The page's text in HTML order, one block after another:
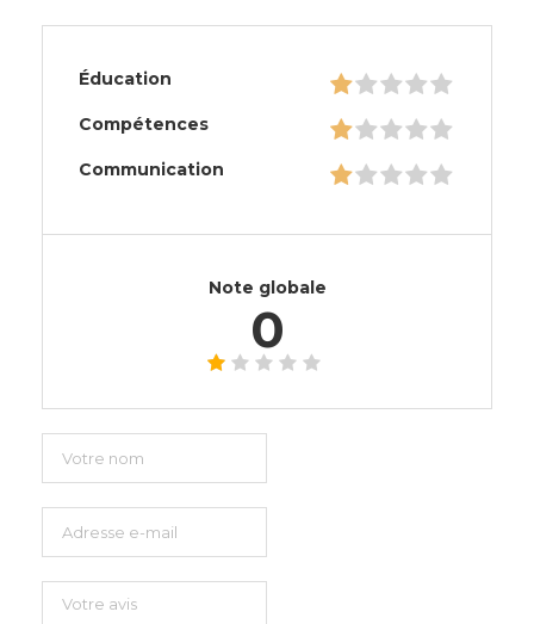
Éducation
Compétences
Communication
Note globale
0